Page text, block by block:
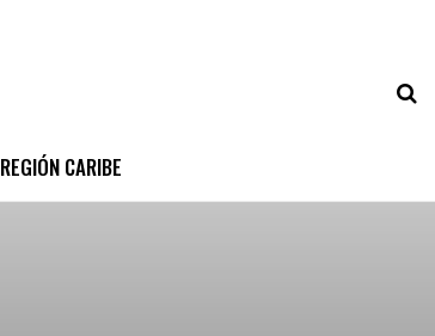
REGIÓN CARIBE